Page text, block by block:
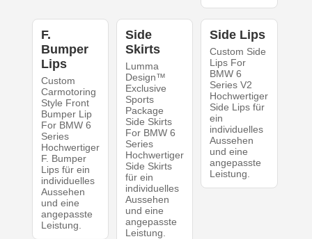
F.
Bumper
Lips
Custom
Carmotoring
Style Front
Bumper Lip
For BMW 6
Series
Hochwertiger
F. Bumper
Lips für ein
individuelles
Aussehen
und eine
angepasste
Leistung.
Side
Skirts
Lumma
Design™
Exclusive
Sports
Package
Side Skirts
For BMW 6
Series
Hochwertiger
Side Skirts
für ein
individuelles
Aussehen
und eine
angepasste
Leistung.
Side Lips
Custom Side
Lips For
BMW 6
Series V2
Hochwertiger
Side Lips für
ein
individuelles
Aussehen
und eine
angepasste
Leistung.